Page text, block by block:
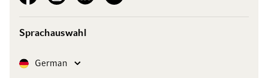
Sprachauswahl
SpracheGerman